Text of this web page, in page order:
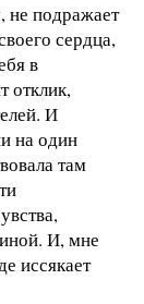
не подражает
сердца,
в
отклик,
И
на один
там
И, мне
иссякает